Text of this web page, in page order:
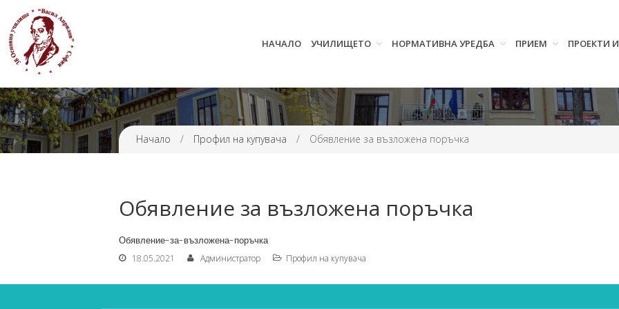
НАЧАЛО УЧИЛИЩЕТО НОРМАТИВНА УРЕДБА ПРИЕМ ПРОЕКТИ
Начало / Профил на купувача / Обявление за възложена поръчка
Обявление за възложена поръчка
Обявление-за-възложена-поръчка
18.05.2021
Администратор Профил на купувача